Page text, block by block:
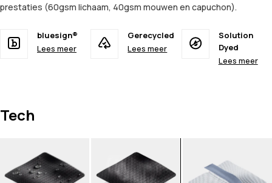
prestaties (60gsm lichaam, 40gsm mouwen en capuchon).
bluesign®
Lees meer
Gerecycled
Lees meer
Solution
Dyed
Lees meer
Tech